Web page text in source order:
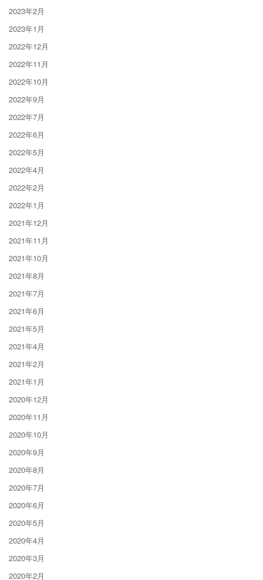
2023年2月
2023年1月
2022年12月
2022年11月
2022年10月
2022年9月
2022年7月
2022年6月
2022年5月
2022年4月
2022年2月
2022年1月
2021年12月
2021年11月
2021年10月
2021年8月
2021年7月
2021年6月
2021年5月
2021年4月
2021年2月
2021年1月
2020年12月
2020年11月
2020年10月
2020年9月
2020年8月
2020年7月
2020年6月
2020年5月
2020年4月
2020年3月
2020年2月